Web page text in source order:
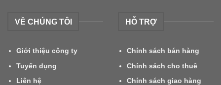
VỀ CHÚNG TÔI
Giới thiệu công ty
Tuyển dụng
Liên hệ
HỖ TRỢ
Chính sách bán hàng
Chính sách cho thuê
Chính sách giao hàng